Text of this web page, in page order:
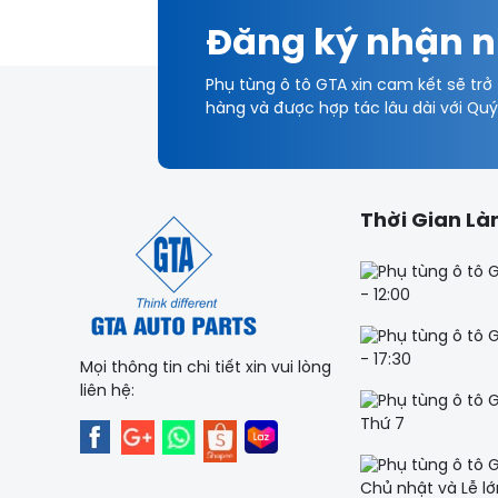
GIẢM XÓC
CAO SU CTR
CÀNG A CTR
Đăng ký nhận
Phụ tùng ô tô GTA xin cam kết sẽ
hàng và được hợp tác lâu dài với
Mọi thông tin chi tiết xin vui lòng
liên hệ:
Thời Gian
- 12:00
- 17:30
Thứ 7
Chủ nhật và Lễ